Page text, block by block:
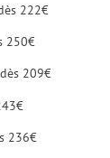
222€
250€
dès 209€
236€